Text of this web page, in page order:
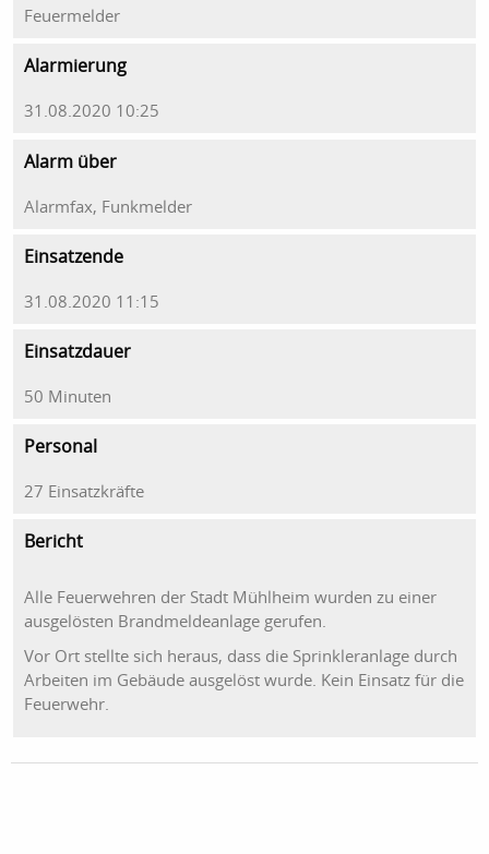
Feuermelder
Alarmierung
31.08.2020 10:25
Alarm über
Alarmfax, Funkmelder
Einsatzende
31.08.2020 11:15
Einsatzdauer
50 Minuten
Personal
27 Einsatzkräfte
Bericht
Alle Feuerwehren der Stadt Mühlheim wurden zu einer
ausgelösten Brandmeldeanlage gerufen.
Vor Ort stellte sich heraus, dass die Sprinkleranlage durch
Arbeiten im Gebäude ausgelöst wurde. Kein Einsatz für die
Feuerwehr.